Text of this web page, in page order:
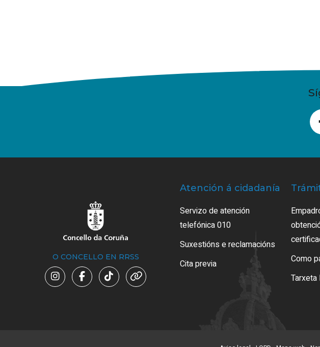
O CONCELLO EN RRSS
Atención á cidadanía
Servizo de atención
telefónica 010
Suxestións e reclamacións
Cita previa
Como
Tarxeta